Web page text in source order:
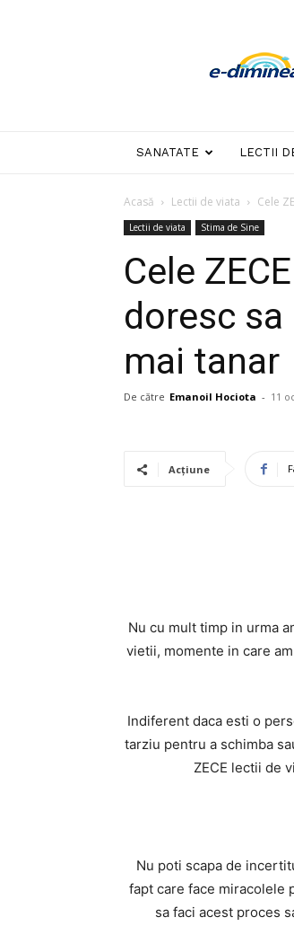
SANATATE LECTII
Acasă Lectii de viata Cele
Lectii de viata Stima de Sine
Cele
doresc
mai tanar
De către Emanoil Hociota - 11
Acțiune
Nu cu mult timp in urma
vietii, momente in care
Indiferent daca esti o
tarziu pentru a schimba
ZECE lectii de
Nu poti scapa de
fapt care face miracolele
sa faci acest proces